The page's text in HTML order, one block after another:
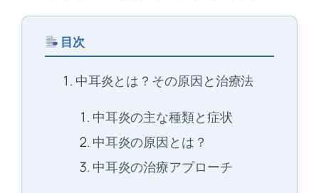
目次
中耳炎とは？その原因と治療法
中耳炎の主な種類と症状
中耳炎の原因とは？
中耳炎の治療アプローチ